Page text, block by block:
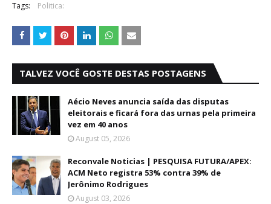
Tags: Politica:
TALVEZ VOCÊ GOSTE DESTAS POSTAGENS
Aécio Neves anuncia saída das disputas
eleitorais e ficará fora das urnas pela primeira
vez em 40 anos
August 05, 2026
Reconvale Noticias | PESQUISA FUTURA/APEX:
ACM Neto registra 53% contra 39% de
Jerônimo Rodrigues
August 03, 2026